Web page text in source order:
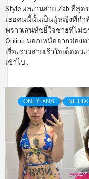
Style ผลงานสาย Zab ที่สุ
เธอคนนี้นั้นเป็นผู้หญิงที่กำ
พราวเสน่ห์ขยี้ใจชายที่ไม่
Online นอกเหนือจากช่อง
เรื่องราวสายเร้าใจเด็ดด
เข้าไป...
ONLYFANS